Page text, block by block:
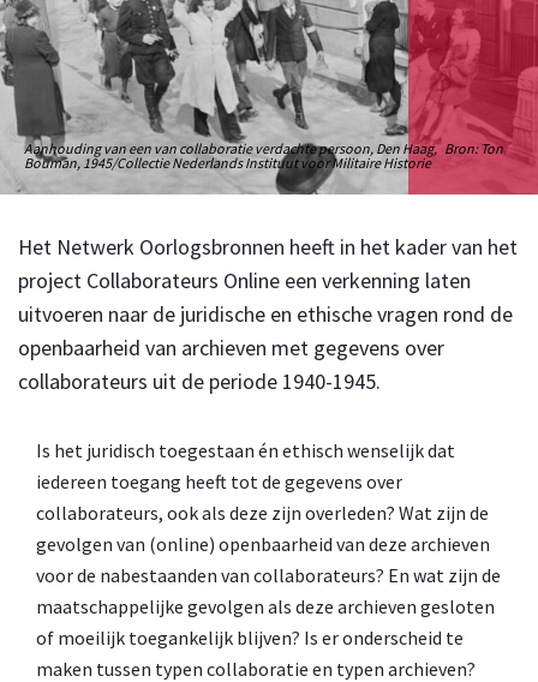
Aanhouding van een van collaboratie verdachte persoon, Den Haag, Bron: Ton
Bouman, 1945/Collectie Nederlands Instituut voor Militaire Historie
Het Netwerk Oorlogsbronnen heeft in het kader van het
project Collaborateurs Online een verkenning laten
uitvoeren naar de juridische en ethische vragen rond de
openbaarheid van archieven met gegevens over
collaborateurs uit de periode 1940-1945.
Is het juridisch toegestaan én ethisch wenselijk dat
iedereen toegang heeft tot de gegevens over
collaborateurs, ook als deze zijn overleden? Wat zijn de
gevolgen van (online) openbaarheid van deze archieven
voor de nabestaanden van collaborateurs? En wat zijn de
maatschappelijke gevolgen als deze archieven gesloten
of moeilijk toegankelijk blijven? Is er onderscheid te
maken tussen typen collaboratie en typen archieven?